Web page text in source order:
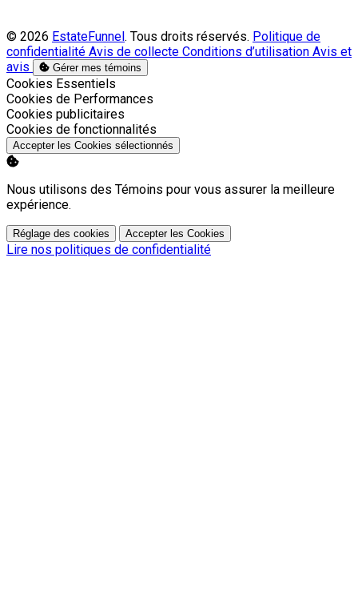
© 2026 EstateFunnel. Tous droits réservés. Politique de
confidentialité Avis de collecte Conditions d’utilisation Avis et
avis
Gérer mes témoins
Activer
Cookies Essentiels
Activer
Cookies de Performances
Activer
Cookies publicitaires
Activer
Cookies de fonctionnalités
Accepter les Cookies sélectionnés
Nous utilisons des Témoins pour vous assurer la meilleure
expérience.
Réglage des cookies Accepter les Cookies
Lire nos politiques de confidentialité